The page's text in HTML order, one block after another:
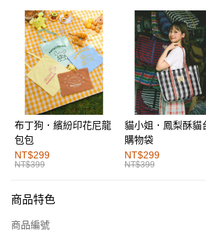
購物金
超商取貨付款
LINE Pay
街口支付
運送方式
全家取貨付款
每筆NT$60，滿NT$1,000(含以上)免運費
付款後全家取貨
布丁狗．繽紛印花尼龍
包包
NT$299
NT$399
貓小姐．鳳梨酥貓
購物袋
NT$299
NT$399
商品特色
商品編號